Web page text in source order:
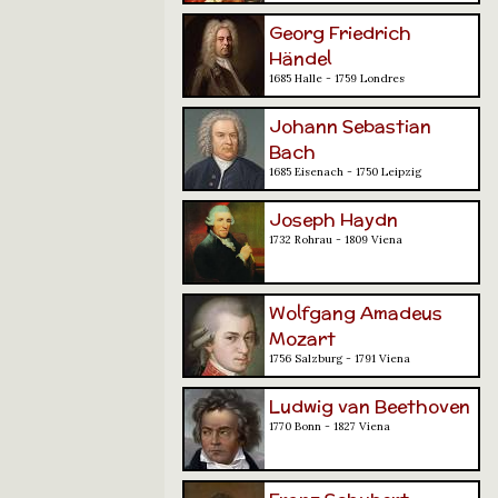
Georg Friedrich
Händel
1685 Halle - 1759 Londres
Johann Sebastian
Bach
1685 Eisenach - 1750 Leipzig
Joseph Haydn
1732 Rohrau - 1809 Viena
Wolfgang Amadeus
Mozart
1756 Salzburg - 1791 Viena
Ludwig van Beethoven
1770 Bonn - 1827 Viena